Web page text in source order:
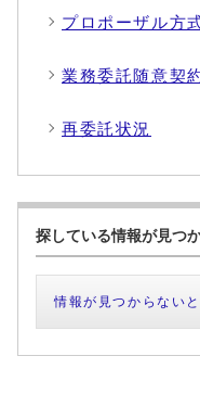
プロポーザル方
業務委託随意契
再委託状況
探している情報が見つ
情報が見つからない